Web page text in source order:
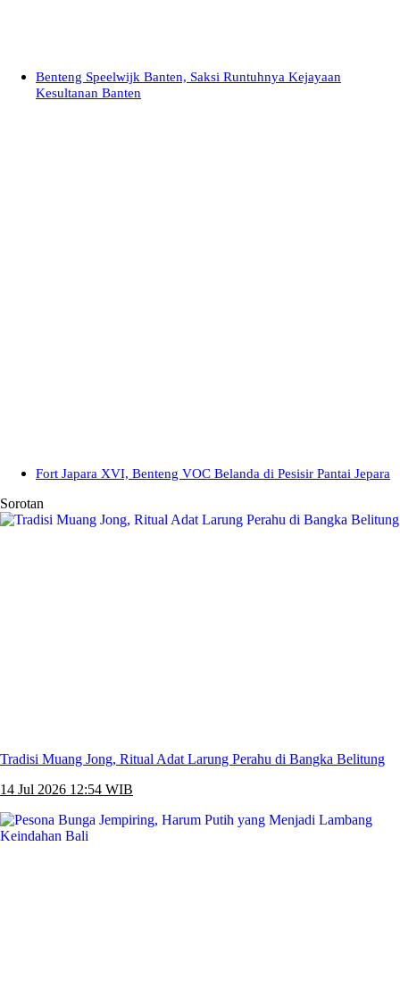
Benteng Speelwijk Banten, Saksi Runtuhnya Kejayaan
Kesultanan Banten
Fort Japara XVI, Benteng VOC Belanda di Pesisir Pantai Jepara
Sorotan
Tradisi Muang Jong, Ritual Adat Larung Perahu di Bangka Belitung
14 Jul 2026 12:54 WIB